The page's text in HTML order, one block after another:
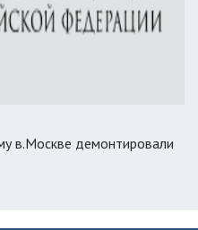
в.Москве демонтировали